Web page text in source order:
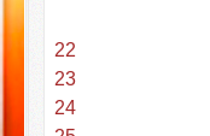
22
23
24